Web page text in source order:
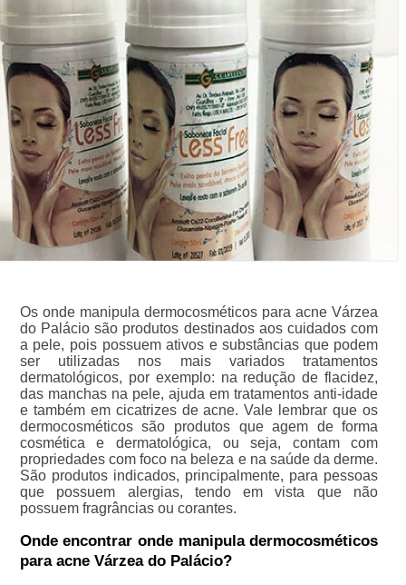
Os onde manipula dermocosméticos para acne Várzea
do Palácio são produtos destinados aos cuidados com
a pele, pois possuem ativos e substâncias que podem
ser utilizadas nos mais variados tratamentos
dermatológicos, por exemplo: na redução de flacidez,
das manchas na pele, ajuda em tratamentos anti-idade
e também em cicatrizes de acne. Vale lembrar que os
dermocosméticos são produtos que agem de forma
cosmética e dermatológica, ou seja, contam com
propriedades com foco na beleza e na saúde da derme.
São produtos indicados, principalmente, para pessoas
que possuem alergias, tendo em vista que não
possuem fragrâncias ou corantes.
Onde encontrar onde manipula dermocosméticos
para acne Várzea do Palácio?